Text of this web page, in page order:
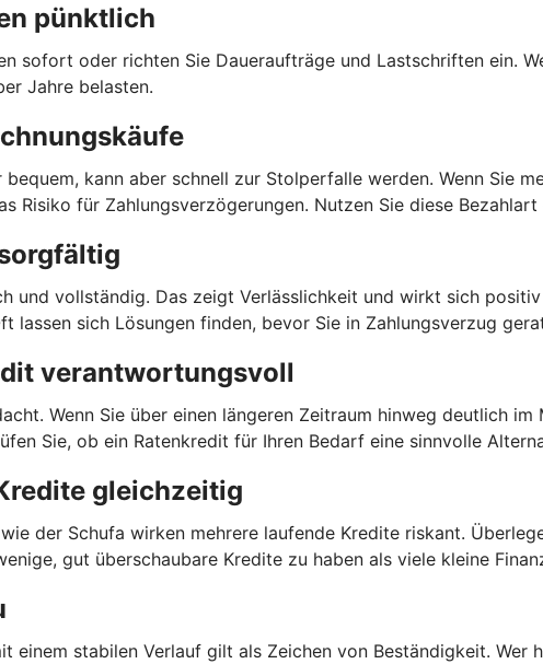
pünktlich
sofort oder richten Sie Daueraufträge und Lastschriften ein.
Jahre belasten.
kann aber schnell zur Stolperfalle werden. Wenn Sie
Risiko für Zahlungsverzögerungen. Nutzen Sie diese Bezahlart
und vollständig. Das zeigt Verlässlichkeit und wirkt sich
lassen sich Lösungen finden, bevor Sie in Zahlungsverzug
verantwortungsvoll
Wenn Sie über einen längeren Zeitraum hinweg deutlich im
Sie, ob ein Ratenkredit für Ihren Bedarf eine sinnvolle
gleichzeitig
der Schufa wirken mehrere laufende Kredite riskant.
gut überschaubare Kredite zu haben als viele kleine
einem stabilen Verlauf gilt als Zeichen von Beständigkeit.